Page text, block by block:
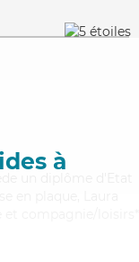
à
un diplôme d'Etat
en plaque, Laura